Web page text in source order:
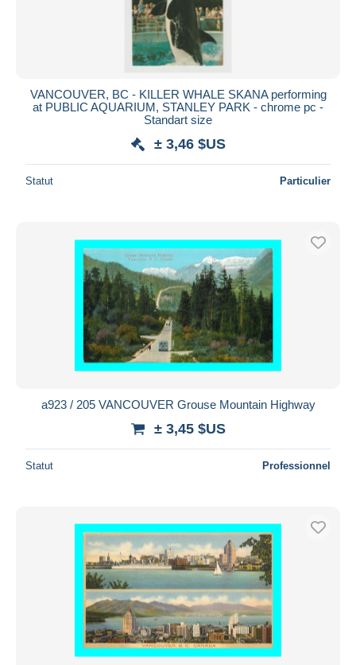
VANCOUVER, BC - KILLER WHALE SKANA performing
at PUBLIC AQUARIUM, STANLEY PARK - chrome pc -
Standart size
± 3,46 $US
Statut Particulier
a923 / 205 VANCOUVER Grouse Mountain Highway
± 3,45 $US
Statut Professionnel